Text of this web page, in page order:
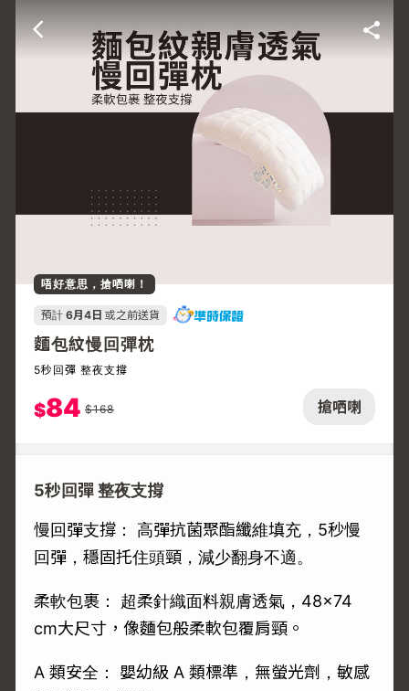
搶哂喇
唔好意思，搶哂喇！
預計 6月4日 或之前送貨
麵包紋慢回彈枕
5秒回彈 整夜支撐
$84 $168
5秒回彈 整夜支撐
慢回彈支撐： 高彈抗菌聚酯纖維填充，5秒慢
回彈，穩固托住頭頸，減少翻身不適。
柔軟包裹： 超柔針織面料親膚透氣，48×74
cm大尺寸，像麵包般柔軟包覆肩頸。
A 類安全： 嬰幼級 A 類標準，無螢光劑，敏感